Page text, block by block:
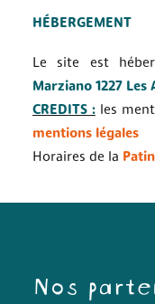
HÉBERGEMENT
Le site est
Marziano 1227 Les
CREDITS :les
mentions légales
Horaires de la
Nos